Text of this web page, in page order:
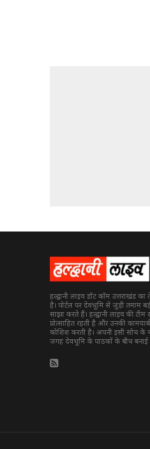
हल्द्वानी लाइव डॉट कॉम उत्तराखंड
है। पोर्टल पर देवभूमि से जुड़ी तमाम
साझा करते हैं। हल्द्वानी लाइव की
प्रोत्साहित रहती है और उनकी
कोशिश करती है। अपनी इसी सोच के
जगह देवभूमि के पाठकों के बीच बनाई